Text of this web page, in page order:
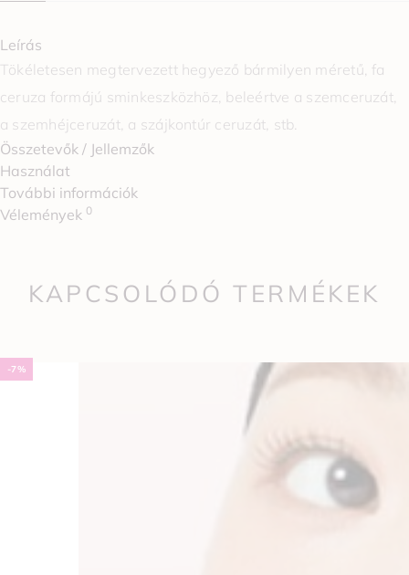
Leírás
Tökéletesen megtervezett hegyező bármilyen méretű, fa
ceruza formájú sminkeszközhöz, beleértve a szemceruzát,
a szemhéjceruzát, a szájkontúr ceruzát, stb.
Összetevők / Jellemzők
Használat
További információk
Vélemények 0
KAPCSOLÓDÓ TERMÉKEK
-7%